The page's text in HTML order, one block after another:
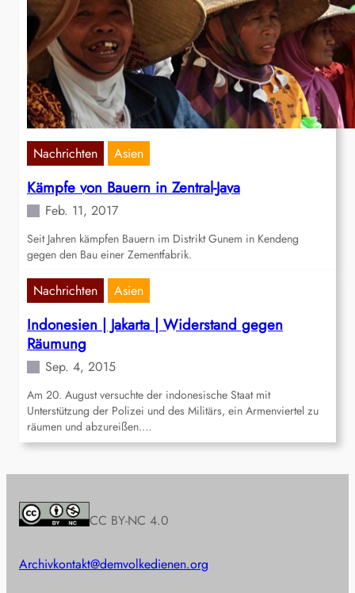
Nachrichten Asien
Kämpfe von Bauern in Zentral-Java
Feb. 11, 2017
Seit Jahren kämpfen Bauern im Distrikt Gunem in Kendeng
gegen den Bau einer Zementfabrik.
Nachrichten Asien
Indonesien | Jakarta | Widerstand gegen
Räumung
Sep. 4, 2015
Am 20. August versuchte der indonesische Staat mit
Unterstützung der Polizei und des Militärs, ein Armenviertel zu
räumen und abzureißen.…
CC BY-NC 4.0
Archivkontakt@demvolkedienen.org